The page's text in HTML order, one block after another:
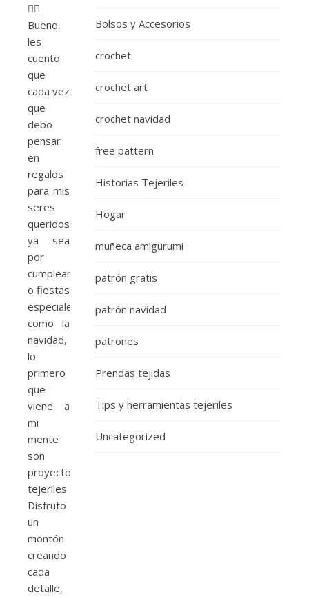
🙋‍♀️
Bueno,
les
cuento
que
cada vez
que
debo
pensar
en
regalos
para mis
seres
queridos,
ya sea
por
cumpleaños
o fiestas
especiales
como la
navidad,
lo
primero
que
viene a
mi
mente
son
proyectos
tejeriles
Disfruto
un
montón
creando
cada
detalle,
Bolsos y Accesorios
crochet
crochet art
crochet navidad
free pattern
Historias Tejeriles
Hogar
muñeca amigurumi
patrón gratis
patrón navidad
patrones
Prendas tejidas
Tips y herramientas tejeriles
Uncategorized